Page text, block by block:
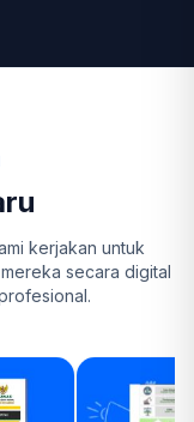
kerjakan untuk
secara digital